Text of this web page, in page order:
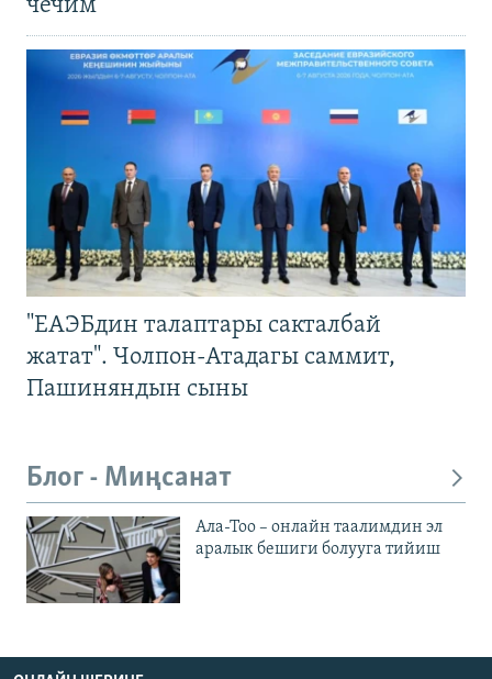
чечим
"ЕАЭБдин талаптары сакталбай
жатат". Чолпон-Атадагы саммит,
Пашиняндын сыны
Блог - Миңсанат
Ала-Тоо – онлайн таалимдин эл
аралык бешиги болууга тийиш